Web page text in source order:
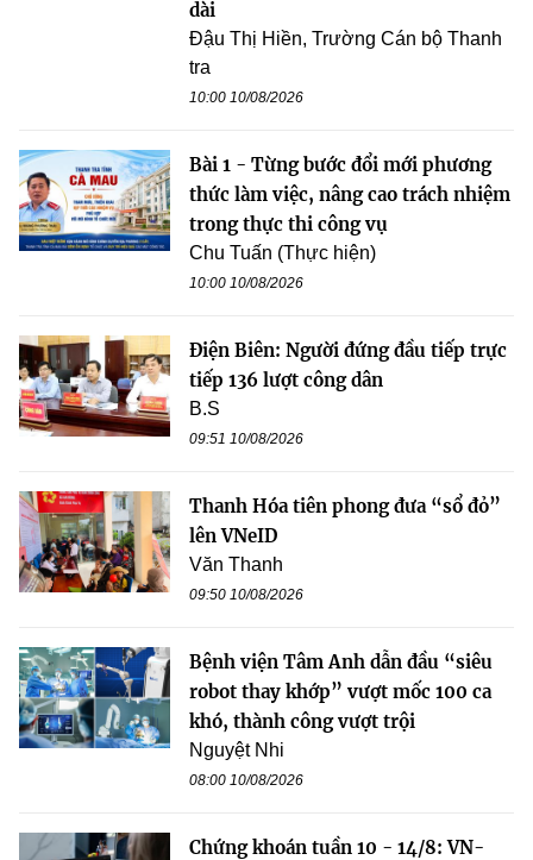
dài
Đậu Thị Hiền, Trường Cán bộ Thanh
tra
10:00 10/08/2026
Bài 1 - Từng bước đổi mới phương
thức làm việc, nâng cao trách nhiệm
trong thực thi công vụ
Chu Tuấn (Thực hiện)
10:00 10/08/2026
Điện Biên: Người đứng đầu tiếp trực
tiếp 136 lượt công dân
B.S
09:51 10/08/2026
Thanh Hóa tiên phong đưa “sổ đỏ”
lên VNeID
Văn Thanh
09:50 10/08/2026
Bệnh viện Tâm Anh dẫn đầu “siêu
robot thay khớp” vượt mốc 100 ca
khó, thành công vượt trội
Nguyệt Nhi
08:00 10/08/2026
Chứng khoán tuần 10 - 14/8: VN-